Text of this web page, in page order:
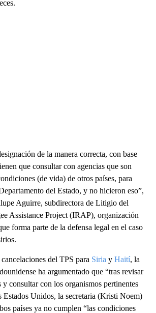
de la manera correcta, con base
que consultar con agencias que son
(de vida) de otros países, para
del Estado, y no hicieron eso”,
Aguirre, subdirectora de Litigio del
Assistance Project (IRAP), organización
forma parte de la defensa legal en el caso
del TPS para Siria y Haití, la
ha argumentado que “tras revisar
y consultar con los organismos pertinentes
Estados Unidos, la secretaria (Kristi Noem)
países ya no cumplen “las condiciones